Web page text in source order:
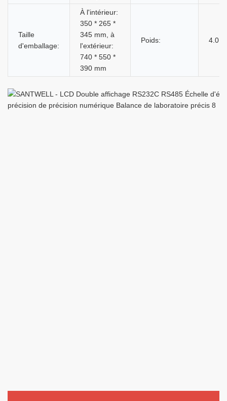
Taille
d'emballage:
À l'intérieur:
350 * 265 *
345 mm, à
l'extérieur:
740 * 550 *
390 mm
Poids: 4.0 /